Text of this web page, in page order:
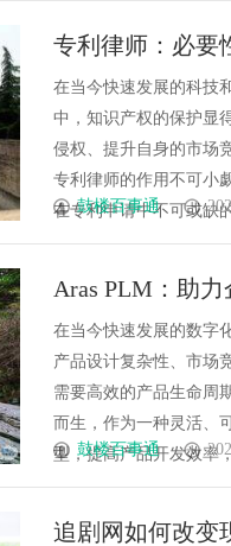
专利律师：必要
在当今快速发展的科技
中，知识产权的保护显
侵权、提升自身的市场
专利律师的作用不可小
在专利申请中不可或缺
鼓楼百事通
Aras PLM：助
在当今快速发展的数字
产品设计复杂性、市场
需要高效的产品生命周
而生，作为一种灵活、
型，提高产品开发效率
鼓楼百事通
追剧网如何改变